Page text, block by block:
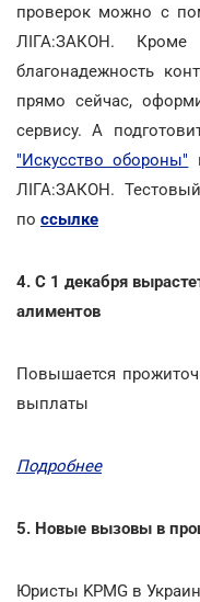
проверок можно с
ЛІГА:ЗАКОН.
благонадежность
прямо сейчас,
сервису. А
"Искусство обороны"
ЛІГА:ЗАКОН.
по ссылке
4. С 1 декабря
алиментов
Повышается
выплаты
Подробнее
5. Новые вызовы в
Юристы KPMG в